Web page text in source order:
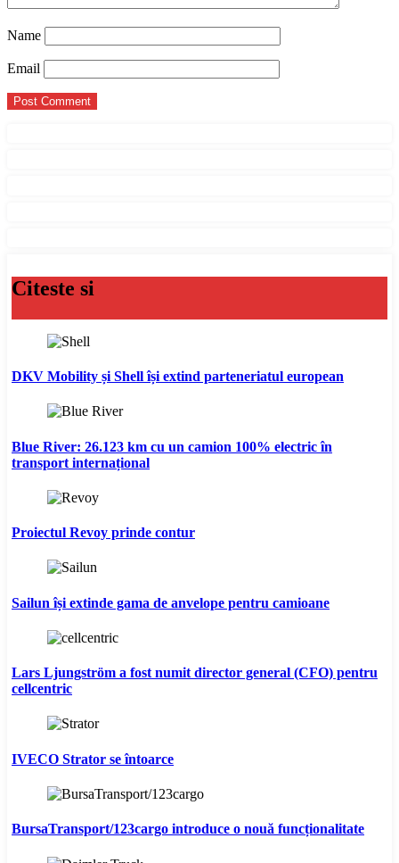
Name
Email
Citeste si
DKV Mobility și Shell își extind parteneriatul european
Blue River: 26.123 km cu un camion 100% electric în
transport internațional
Proiectul Revoy prinde contur
Sailun își extinde gama de anvelope pentru camioane
Lars Ljungström a fost numit director general (CFO) pentru
cellcentric
IVECO Strator se întoarce
BursaTransport/123cargo introduce o nouă funcționalitate